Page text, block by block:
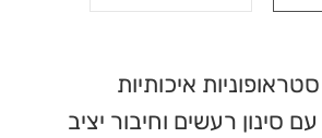
סינון רעשים וחיבור יציב